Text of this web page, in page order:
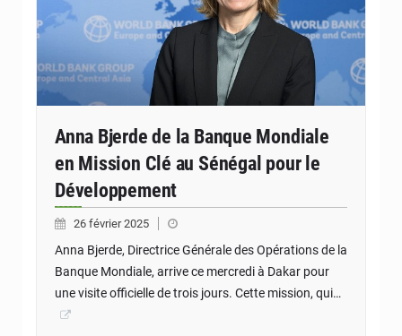
Anna Bjerde de la Banque Mondiale
en Mission Clé au Sénégal pour le
Développement
26 février 2025
Anna Bjerde, Directrice Générale des Opérations de la
Banque Mondiale, arrive ce mercredi à Dakar pour
une visite officielle de trois jours. Cette mission, qui…